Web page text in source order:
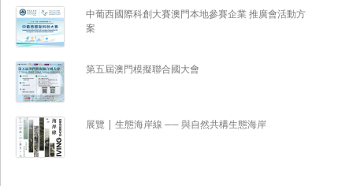
中葡西國際科創大賽澳門本地參賽企業 推廣會活動方
案
第五屆澳門模擬聯合國大會
展覽 | 生態海岸線 ── 與自然共構生態海岸